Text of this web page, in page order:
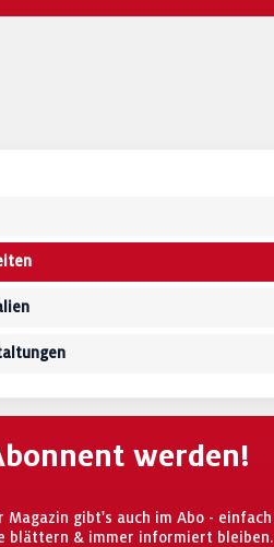
werden!
Magazin gibt's auch im Abo - einfach
blättern & immer informiert bleiben.